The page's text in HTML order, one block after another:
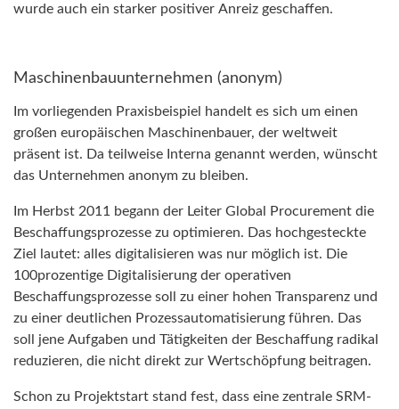
wurde auch ein starker positiver Anreiz geschaffen.
Maschinenbauunternehmen (anonym)
Im vorliegenden Praxisbeispiel handelt es sich um einen
großen europäischen Maschinenbauer, der weltweit
präsent ist. Da teilweise Interna genannt werden, wünscht
das Unternehmen anonym zu bleiben.
Im Herbst 2011 begann der Leiter Global Procurement die
Beschaffungsprozesse zu optimieren. Das hochgesteckte
Ziel lautet: alles digitalisieren was nur möglich ist. Die
100prozentige Digitalisierung der operativen
Beschaffungsprozesse soll zu einer hohen Transparenz und
zu einer deutlichen Prozessautomatisierung führen. Das
soll jene Aufgaben und Tätigkeiten der Beschaffung radikal
reduzieren, die nicht direkt zur Wertschöpfung beitragen.
Schon zu Projektstart stand fest, dass eine zentrale SRM-